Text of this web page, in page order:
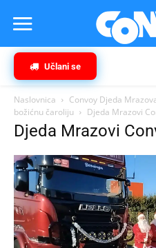
Učlani se
Naslovnica
Convoy Djeda
božićnu čaroliju
Djeda Mrazovi
Djeda Mrazovi